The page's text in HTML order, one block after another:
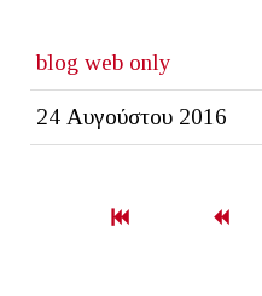
blog web only
24 Αυγούστου 2016